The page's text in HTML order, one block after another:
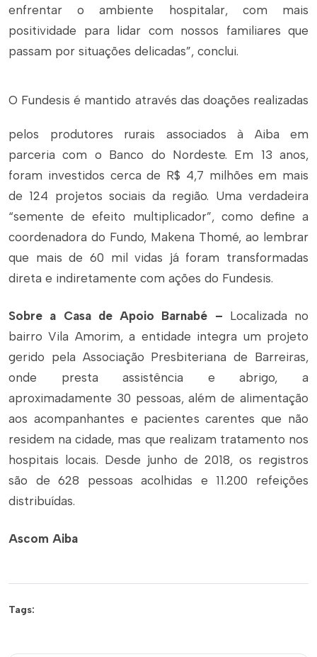
enfrentar o ambiente hospitalar, com mais
positividade para lidar com nossos familiares que
passam por situações delicadas”, conclui.
O Fundesis é mantido através das doações realizadas
pelos produtores rurais associados à Aiba em
parceria com o Banco do Nordeste. Em 13 anos,
foram investidos cerca de R$ 4,7 milhões em mais
de 124 projetos sociais da região. Uma verdadeira
“semente de efeito multiplicador”, como define a
coordenadora do Fundo, Makena Thomé, ao lembrar
que mais de 60 mil vidas já foram transformadas
direta e indiretamente com ações do Fundesis.
Sobre a Casa de Apoio Barnabé – Localizada no
bairro Vila Amorim, a entidade integra um projeto
gerido pela Associação Presbiteriana de Barreiras,
onde presta assistência e abrigo, a
aproximadamente 30 pessoas, além de alimentação
aos acompanhantes e pacientes carentes que não
residem na cidade, mas que realizam tratamento nos
hospitais locais. Desde junho de 2018, os registros
são de 628 pessoas acolhidas e 11.200 refeições
distribuídas.
Ascom Aiba
Tags: